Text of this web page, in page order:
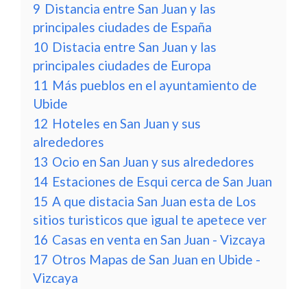
9 Distancia entre San Juan y las
principales ciudades de España
10 Distacia entre San Juan y las
principales ciudades de Europa
11 Más pueblos en el ayuntamiento de
Ubide
12 Hoteles en San Juan y sus
alrededores
13 Ocio en San Juan y sus alrededores
14 Estaciones de Esqui cerca de San Juan
15 A que distacia San Juan esta de Los
sitios turisticos que igual te apetece ver
16 Casas en venta en San Juan - Vizcaya
17 Otros Mapas de San Juan en Ubide -
Vizcaya